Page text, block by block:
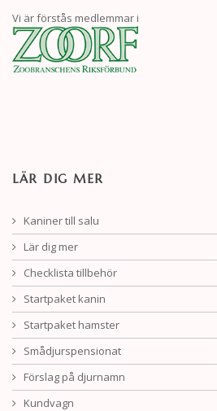
Vi är förstås medlemmar i
LÄR DIG MER
Kaniner till salu
Lär dig mer
Checklista tillbehör
Startpaket kanin
Startpaket hamster
Smådjurspensionat
Förslag på djurnamn
Kundvagn